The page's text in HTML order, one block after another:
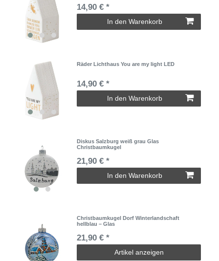
14,90 € *
In den Warenkorb
Räder Lichthaus You are my light LED
14,90 € *
In den Warenkorb
Diskus Salzburg weiß grau Glas
Christbaumkugel
21,90 € *
In den Warenkorb
Christbaumkugel Dorf Winterlandschaft
hellblau – Glas
21,90 € *
Artikel anzeigen